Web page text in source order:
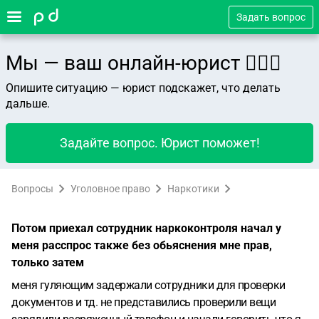
Задать вопрос
Мы — ваш онлайн-юрист 👨🏻‍⚖️
Опишите ситуацию — юрист подскажет, что делать
дальше.
Задайте вопрос. Юрист поможет!
Вопросы Уголовное право Наркотики
Потом приехал сотрудник наркоконтроля начал у
меня расспрос также без обьяснения мне прав,
только затем
меня гуляющим задержали сотрудники для проверки
документов и тд. не представились проверили вещи